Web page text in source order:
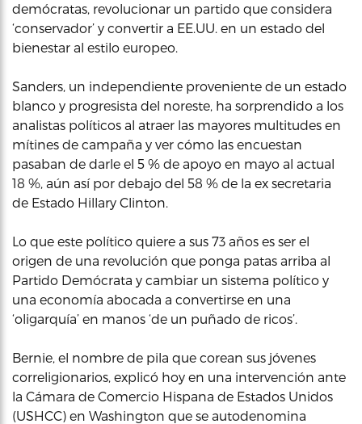
demócratas, revolucionar un partido que considera
‘conservador’ y convertir a EE.UU. en un estado del
bienestar al estilo europeo.
Sanders, un independiente proveniente de un estado
blanco y progresista del noreste, ha sorprendido a los
analistas políticos al atraer las mayores multitudes en
mítines de campaña y ver cómo las encuestan
pasaban de darle el 5 % de apoyo en mayo al actual
18 %, aún así por debajo del 58 % de la ex secretaria
de Estado Hillary Clinton.
Lo que este político quiere a sus 73 años es ser el
origen de una revolución que ponga patas arriba al
Partido Demócrata y cambiar un sistema político y
una economía abocada a convertirse en una
‘oligarquía’ en manos ‘de un puñado de ricos’.
Bernie, el nombre de pila que corean sus jóvenes
correligionarios, explicó hoy en una intervención ante
la Cámara de Comercio Hispana de Estados Unidos
(USHCC) en Washington que se autodenomina